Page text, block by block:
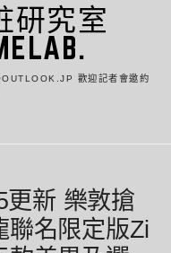
研究室
歡迎記者會邀約
更新 樂敦搶
聯名限定版Zi